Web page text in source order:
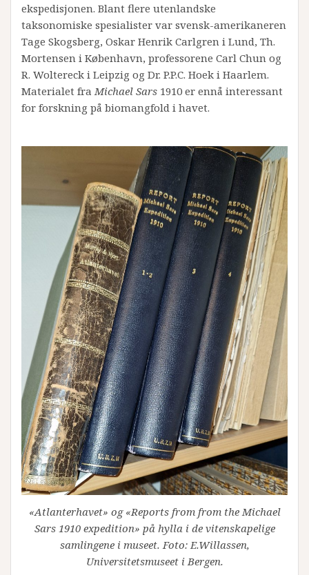
ekspedisjonen. Blant flere utenlandske
taksonomiske spesialister var svensk-amerikaneren
Tage Skogsberg, Oskar Henrik Carlgren i Lund, Th.
Mortensen i København, professorene Carl Chun og
R. Woltereck i Leipzig og Dr. P.P.C. Hoek i Haarlem.
Materialet fraMichael Sars 1910 er ennå interessant
for forskning på biomangfold i havet.
«Atlanterhavet» og «Reports from from the Michael
Sars 1910 expedition» på hylla i de vitenskapelige
samlingene i museet. Foto: E.Willassen,
Universitetsmuseet i Bergen.